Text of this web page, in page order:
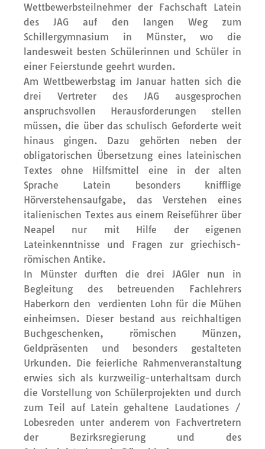
Wettbewerbsteilnehmer der Fachschaft Latein
des JAG auf den langen Weg zum
Schillergymnasium in Münster, wo die
landesweit besten Schülerinnen und Schüler in
einer Feierstunde geehrt wurden.
Am Wettbewerbstag im Januar hatten sich die
drei Vertreter des JAG ausgesprochen
anspruchsvollen Herausforderungen stellen
müssen, die über das schulisch Geforderte weit
hinaus gingen. Dazu gehörten neben der
obligatorischen Übersetzung eines lateinischen
Textes ohne Hilfsmittel eine in der alten
Sprache Latein besonders knifflige
Hörverstehensaufgabe, das Verstehen eines
italienischen Textes aus einem Reiseführer über
Neapel nur mit Hilfe der eigenen
Lateinkenntnisse und Fragen zur griechisch-
römischen Antike.
In Münster durften die drei JAGler nun in
Begleitung des betreuenden Fachlehrers
Haberkorn den verdienten Lohn für die Mühen
einheimsen. Dieser bestand aus reichhaltigen
Buchgeschenken, römischen Münzen,
Geldpräsenten und besonders gestalteten
Urkunden. Die feierliche Rahmenveranstaltung
erwies sich als kurzweilig-unterhaltsam durch
die Vorstellung von Schülerprojekten und durch
zum Teil auf Latein gehaltene Laudationes /
Lobesreden unter anderem von Fachvertretern
der Bezirksregierung und des